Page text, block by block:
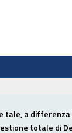
tale, a differenza
totale di De